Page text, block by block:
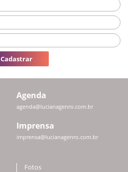
Cadastrar
Agenda
agenda@lucianagenro.com.br
Imprensa
imprensa@lucianagenro.com.br
Fotos